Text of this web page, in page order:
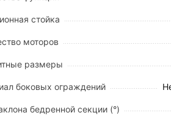
стойка
моторов
размеры
боковых ограждений
бедренной секции (°)